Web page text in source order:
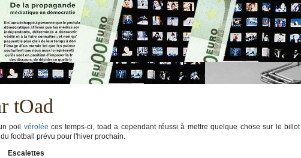
tOad
poil vérolée ces temps-ci, toad a cependant réussi à mettre quelque chose sur le billot
football prévu pour l'hiver prochain.
Escalettes